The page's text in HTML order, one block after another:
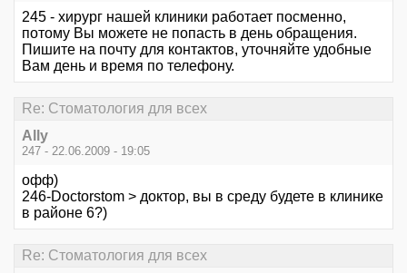
245 - хирург нашей клиники работает посменно,
потому Вы можете не попасть в день обращения.
Пишите на почту для контактов, уточняйте удобные
Вам день и время по телефону.
Re: Стоматология для всех
Ally
247 - 22.06.2009 - 19:05
офф)
246-Doctorstom > доктор, вы в среду будете в клинике
в районе 6?)
Re: Стоматология для всех